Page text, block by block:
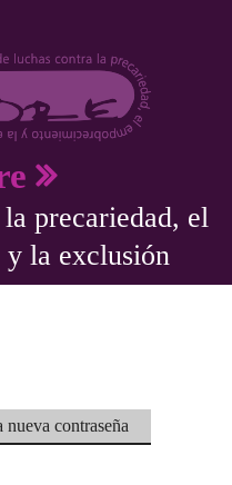
precariedad, el
y la exclusión
aquí
nueva contraseña